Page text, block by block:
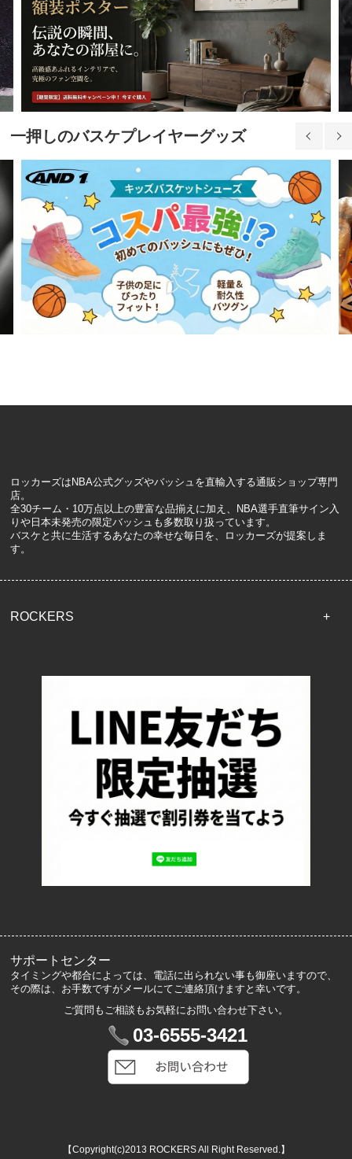
一押しのバスケプレイヤーグッズ
ロッカーズはNBA公式グッズやバッシュを直輸入する通販ショップ専門
店。
全30チーム・10万点以上の豊富な品揃えに加え、NBA選手直筆サイン入
りや日本未発売の限定バッシュも多数取り扱っています。
バスケと共に生活するあなたの幸せな毎日を、ロッカーズが提案しま
す。
ROCKERS
配送・送料について
返品について
お支払い方法について
特定商取引法に基づく表記
プライバシーポリシー
ロッカーズについて
サポートセンター
タイミングや都合によっては、電話に出られない事も御座いますので、
その際は、お手数ですがメールにてご連絡頂けますと幸いです。
ご質問もご相談もお気軽にお問い合わせ下さい。
03-6555-3421
【Copyright(c)2013 ROCKERS All Right Reserved.】